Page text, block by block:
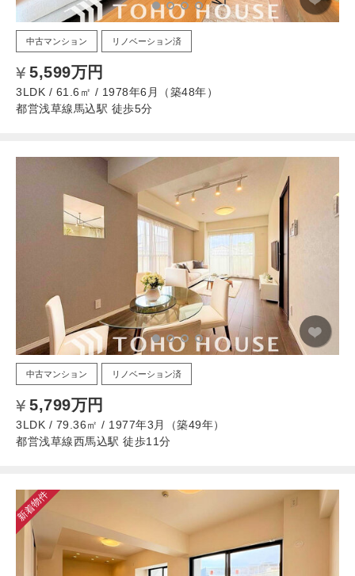
中古マンション リノベーション済
5,599万円
3LDK / 61.6㎡ / 1978年6月（築48年）
都営浅草線馬込駅 徒歩5分
中古マンション リノベーション済
5,799万円
3LDK / 79.36㎡ / 1977年3月（築49年）
都営浅草線西馬込駅 徒歩11分
新着物件